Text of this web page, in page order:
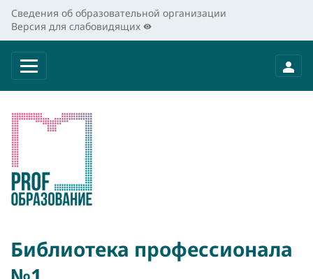
Сведения об образовательной организации
Версия для слабовидящих
Библиотека профессионала